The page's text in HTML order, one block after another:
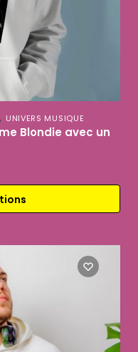
, UNIVERS MUSIQUE
Blondie avec un